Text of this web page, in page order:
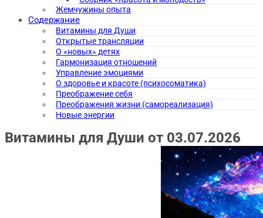
Жемчужины опыта
Содержание
Витамины для Души
Открытые трансляции
О «новых» детях
Гармонизация отношений
Управление эмоциями
О здоровье и красоте (психосоматика)
Преображение себя
Преображения жизни (самореализация)
Новые энергии
Витамины для Души от 03.07.2026